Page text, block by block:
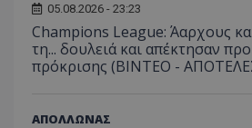
05.08.2026 - 23:23
Champions League: Άαρχους
τη... δουλειά και απέκτησαν
πρόκρισης (ΒΙΝΤΕΟ -
ΑΠΟΛΛΩΝΑΣ